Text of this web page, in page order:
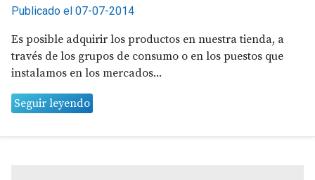
Publicado el 07-07-2014
Es posible adquirir los productos en nuestra tienda, a
través de los grupos de consumo o en los puestos que
instalamos en los mercados...
Seguir leyendo